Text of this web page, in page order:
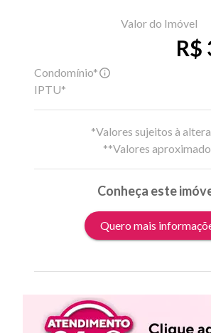
Valor do Imóvel
R$
Condomínio*
IPTU*
*Valores sujeitos à
**Valores
Conheça este
Quero mais